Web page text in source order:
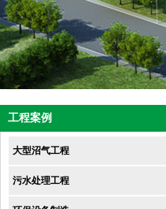
工程案例
大型沼气工程
污水处理工程